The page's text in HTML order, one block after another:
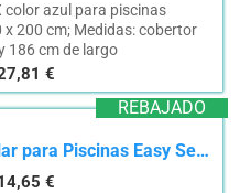
color azul para piscinas
200 cm; Medidas: cobertor
186 cm de largo
€
REBAJADO
Intex Cobertor Solar para Piscinas Easy Set o Metal Frame 305 cm de diámetro (50961)
€